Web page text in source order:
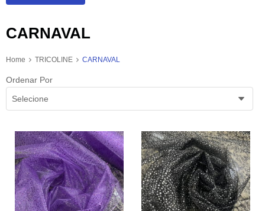
CARNAVAL
Home TRICOLINE CARNAVAL
Ordenar Por
Selecione